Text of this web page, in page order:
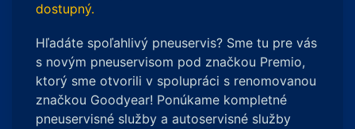
dostupný.
Hľadáte spoľahlivý pneuservis? Sme tu pre vás
s novým pneuservisom pod značkou Premio,
ktorý sme otvorili v spolupráci s renomovanou
značkou Goodyear! Ponúkame kompletné
pneuservisné služby a autoservisné služby